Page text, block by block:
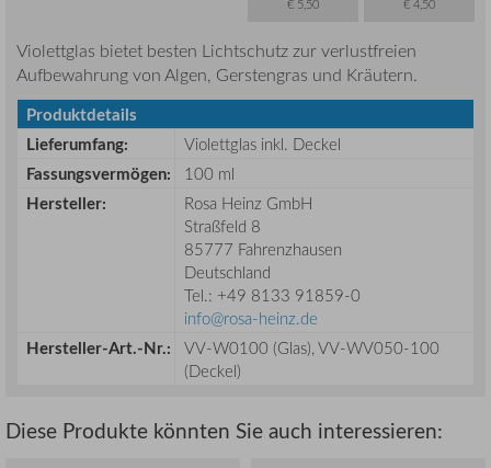
€ 4,50
€ 5,50
Violettglas bietet besten Lichtschutz zur verlustfreien
Aufbewahrung von Algen, Gerstengras und Kräutern.
Produktdetails
Lieferumfang: Violettglas inkl. Deckel
Fassungsvermögen: 100 ml
Hersteller:
Rosa Heinz GmbH
Straßfeld 8
85777 Fahrenzhausen
Deutschland
Tel.: +49 8133 91859-0
info@rosa-heinz.de
Hersteller-Art.-Nr.:
VV-W0100 (Glas), VV-WV050-100
(Deckel)
Diese Produkte könnten Sie auch interessieren: